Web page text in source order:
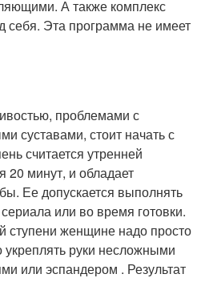
А также комплекс
себя. Эта программа не имеет
проблемами с
суставами, стоит начать с
считается утренней
20 минут, и обладает
Ее допускается выполнять
или во время готовки.
ступени женщине надо просто
руки несложными
или эспандером . Результат